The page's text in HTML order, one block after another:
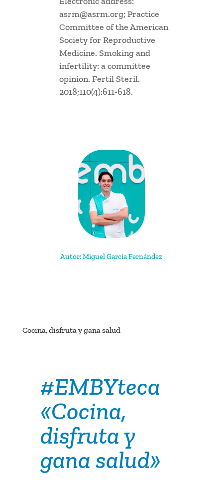
asrm@asrm.org; Practice
Committee of the American
Society for Reproductive
Medicine. Smoking and
infertility: a committee
opinion. Fertil Steril.
2018;110(4):611-618.
Autor: Miguel García Fernández
Cocina, disfruta y gana salud
#EMBYteca
«Cocina,
disfruta y
gana salud»